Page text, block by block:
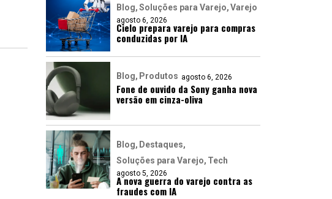
Blog Soluções para Varejo Varejo
agosto 6, 2026
Cielo prepara varejo para compras
conduzidas por IA
Blog Produtos agosto 6, 2026
Fone de ouvido da Sony ganha nova
versão em cinza-oliva
Blog
Destaques
Soluções para Varejo Tech
agosto 5, 2026
A nova guerra do varejo contra as
fraudes com IA